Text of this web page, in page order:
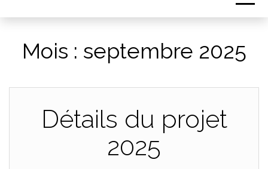
Mois : septembre 2025
Détails du projet
2025